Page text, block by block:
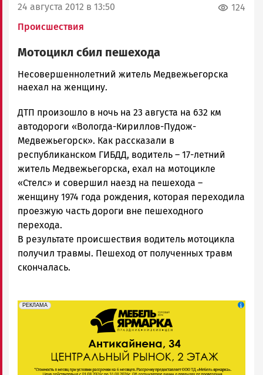
24 августа 2012 в 13:50
Происшествия
124
Мотоцикл сбил пешехода
admintimur
Новости
и
Карелии
|
Петрозаводск
ГОВОРИТ
Несовершеннолетний житель Медвежьегорска
наехал на женщину.
ДТП произошло в ночь на 23 августа на 632 км
автодороги «Вологда-Кириллов-Пудож-
Медвежьегорск». Как рассказали в
республиканском ГИБДД, водитель – 17-летний
житель Медвежьегорска, ехал на мотоцикле
«Стелс» и совершил наезд на пешехода –
женщину 1974 года рождения, которая переходила
проезжую часть дороги вне пешеходного
перехода.
В результате происшествия водитель мотоцикла
получил травмы. Пешеход от полученных травм
скончалась.
erid: 2SDnjeFymr3
РЕКЛАМА
Реклама